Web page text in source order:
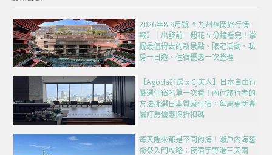
2026年8-9月號《 九州福岡旅行情
報》｜出發前一週花 5 分鐘看完！掌
握最值得去的新景點、限定活動、私
房一日遊、住宿優惠一次整理
【Agoda訂房 x CJ夫人】日本自由行
嚴選住宿名單一次看！內行旅行者的
方法挑選日本質感住宿，每周更新專
屬訂房優惠與折扣碼
每天醒來都是不同的海！瀨戶內海藝
術祭入門攻略：夜宿宇野港三天兩